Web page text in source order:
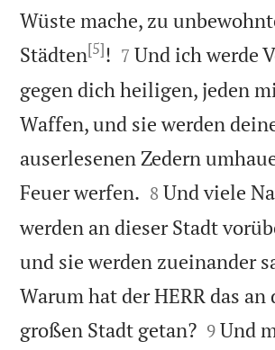
Wüste mache, zu
Städten[5]! 

7 Und ich werde
gegen dich heiligen, jeden
Waffen, und sie werden
auserlesenen Zedern
Feuer werfen. 

8 Und viele
werden an dieser Stadt
und sie werden zueinander
Warum hat der HERR das an
großen Stadt getan?
9 Und